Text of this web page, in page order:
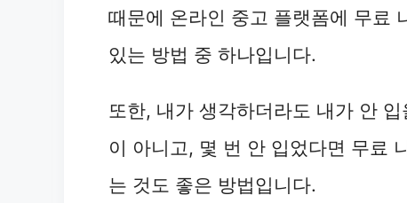
때문에 온라인 중고 플랫폼에 무료
있는 방법 중 하나입니다.
또한, 내가 생각하더라도 내가 안
이 아니고, 몇 번 안 입었다면 무료
는 것도 좋은 방법입니다.